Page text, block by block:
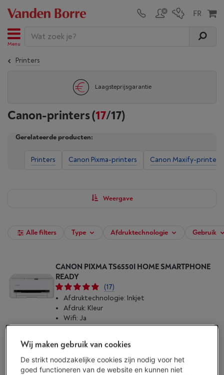
Menu
Printers
Laagsteprijsgarantie
Canon-printers(17/17)
Gerelateerde producten:
Printers Canon Pixma-printers Canon Maxify-printers
Weergave
Alle filters Type Afdruktechnologie Gebruik
CANON PIXMA TS6550I HOME SMARTPHONE
READY
(17)
Afdruktechnologie: Inkjet
Afdruk: Kleur
Wifi: Ja
Morgen geleverd-Bekijk voorraad
€ 89,00
Koop nu
Wij maken gebruik van cookies
De strikt noodzakelijke cookies zijn nodig voor het
goed functioneren van de website en kunnen niet